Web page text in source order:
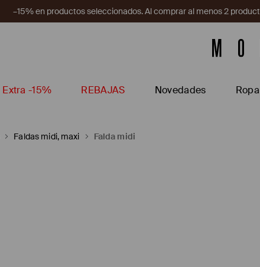
–15% en productos seleccionados. Al comprar al menos 2
Extra -15% REBAJAS Novedades Ropa
Faldas midi, maxi Falda midi